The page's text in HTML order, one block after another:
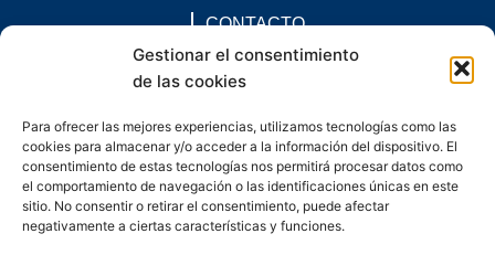
Gestionar el consentimiento
de las cookies
Para ofrecer las mejores experiencias, utilizamos tecnologías como las
cookies para almacenar y/o acceder a la información del dispositivo. El
consentimiento de estas tecnologías nos permitirá procesar datos como
el comportamiento de navegación o las identificaciones únicas en este
sitio. No consentir o retirar el consentimiento, puede afectar
negativamente a ciertas características y funciones.
CONTACTO
comunicacion@chaccoinfo.com
Presentes en todo el ámbito nacional
F
a
c
e
b
o
I
n
s
t
a
g
L
i
n
k
e
d
E
n
v
e
l
o
W
h
a
t
s